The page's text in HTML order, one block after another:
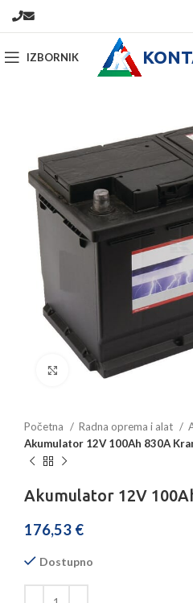
IZBORNIK
Povećajte sliku
Početna Radna oprema i alat
Akumulator 12V 100Ah 830A
Akumulator 12V
176,53 €
Dostupno